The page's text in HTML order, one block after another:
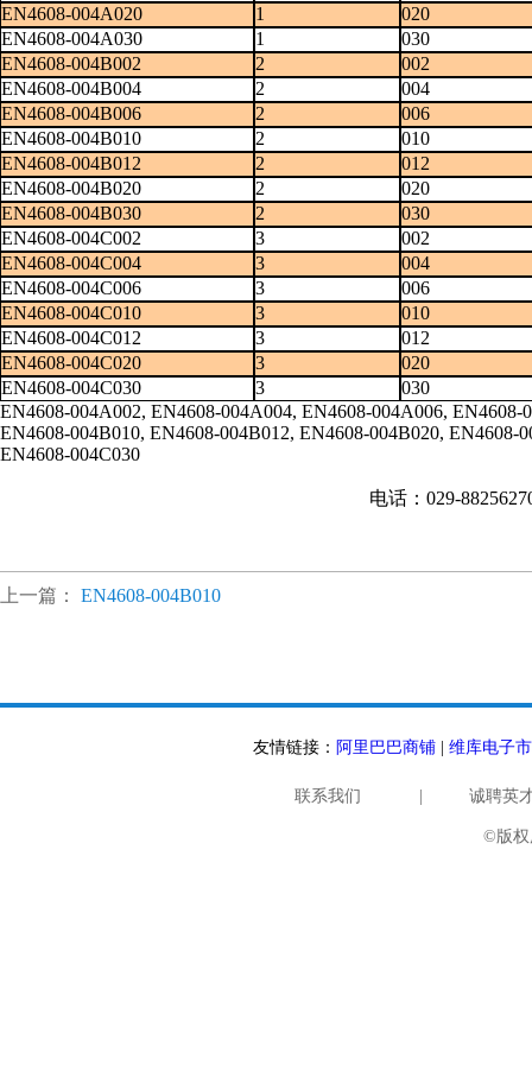
EN4608-004A020
1
020
EN4608-004A030
1
030
EN4608-004B002
2
002
EN4608-004B004
2
004
EN4608-004B006
2
006
EN4608-004B010
2
010
EN4608-004B012
2
012
EN4608-004B020
2
020
EN4608-004B030
2
030
EN4608-004C002
3
002
EN4608-004C004
3
004
EN4608-004C006
3
006
EN4608-004C010
3
010
EN4608-004C012
3
012
EN4608-004C020
3
020
EN4608-004C030
3
030
EN4608-004A002, EN4608-004A004, EN4608-004A006,
EN4608-004B010, EN4608-004B012, EN4608-004B020,
EN4608-004C030
电话：029-
上一篇： EN4608-004B010
友情链接： 阿里巴巴商铺 维库电子
联系我们 诚聘英
©版权